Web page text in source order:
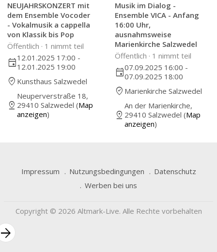
NEUJAHRSKONZERT mit
dem Ensemble Vocoder
- Vokalmusik a cappella
von Klassik bis Pop
Öffentlich · 1 nimmt teil
event12.01.2025 17:00 -
12.01.2025 19:00
where_to_vote Kunsthaus Salzwedel
pin_drop
Neuperverstraße 18,
29410 Salzwedel (Map
anzeigen)
Musik im Dialog -
Ensemble VICA - Anfang
16:00 Uhr,
ausnahmsweise
Marienkirche Salzwedel
Öffentlich · 1 nimmt teil
event07.09.2025 16:00 -
07.09.2025 18:00
where_to_vote Marienkirche Salzwedel
pin_drop
An der Marienkirche,
29410 Salzwedel (Map
anzeigen)
Impressum Nutzungsbedingungen
Datenschutz
Werben bei uns
Copyright © 2026 Altmark-Live. Alle Rechte vorbehalten